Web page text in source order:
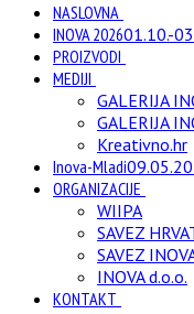
NASLOVNA
INOVA 202601.10.-
PROIZVODI
MEDIJI
GALERIJA
GALERIJA
Kreativno.hr
Inova-Mladi
ORGANIZACIJE
WIIPA
SAVEZ
SAVEZ
INOVA d.o.o.
KONTAKT